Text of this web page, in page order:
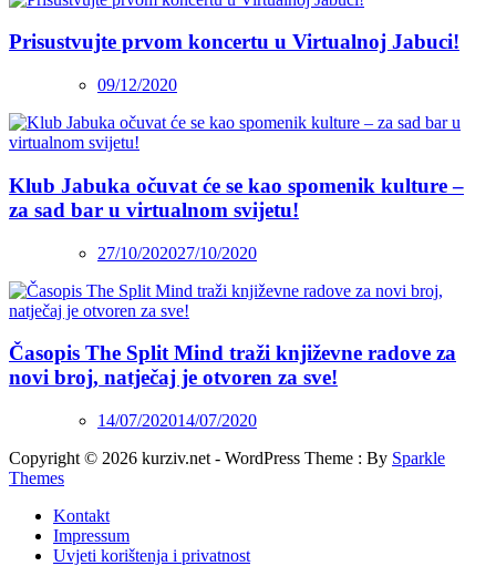
Prisustvujte prvom koncertu u Virtualnoj Jabuci!
09/12/2020
Klub Jabuka očuvat će se kao spomenik kulture –
za sad bar u virtualnom svijetu!
27/10/202027/10/2020
Časopis The Split Mind traži književne radove za
novi broj, natječaj je otvoren za sve!
14/07/202014/07/2020
Copyright © 2026 kurziv.net - WordPress Theme : By Sparkle
Themes
Kontakt
Impressum
Uvjeti korištenja i privatnost